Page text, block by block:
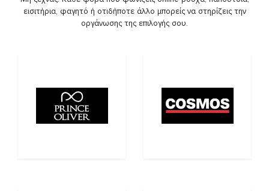
εισιτήρια, φαγητό ή οτιδήποτε άλλο μπορείς να στηρίζεις την
οργάνωσης της επιλογής σου.